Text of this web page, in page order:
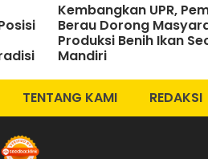
Kembangkan UPR,
Berau Dorong
Produksi Benih Ikan
Mandiri
TENTANG KAMI REDAKSI